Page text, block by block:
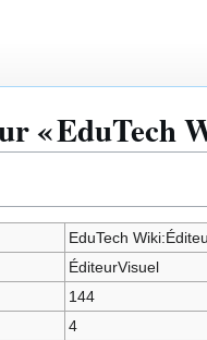
« EduTech
EduTech
ÉditeurVisuel
144
4